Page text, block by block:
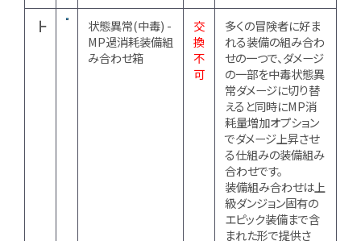
┣
状態異常(中毒) -
MP過消耗装備組
み合わせ箱
交
換
不
可
多くの冒険者に好ま
れる装備の組み合わ
せの一つで、ダメージ
の一部を中毒状態異
常ダメージに切り替
えると同時にMP消
耗量増加オプション
でダメージ上昇させ
る仕組みの装備組み
合わせです。
装備組み合わせは上
級ダンジョン固有の
エピック装備まで含
まれた形で提供さ